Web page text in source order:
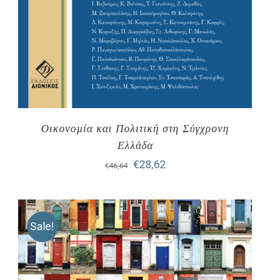
Οικονοµία και Πολιτική στη Σύγχρονη
Ελλάδα
€46,64
Original
was:
€46,64.
€28,62Η
τιμή
είναι:
€28,62.
Sale!